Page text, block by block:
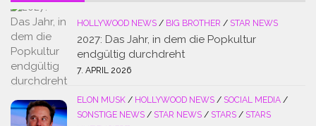
HOLLYWOOD NEWS / BIG BROTHER / STAR NEWS
2027: Das Jahr, in dem die Popkultur
endgültig durchdreht
7. APRIL 2026
ELON MUSK / HOLLYWOOD NEWS / SOCIAL MEDIA /
SONSTIGE NEWS / STAR NEWS / STARS / STARS